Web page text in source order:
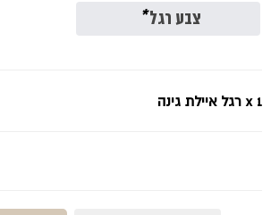
צבע רגל*
x 1רגל איילת גינה